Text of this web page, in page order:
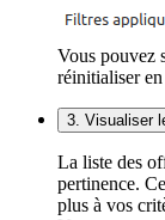
Vous pouvez
réinitialiser
3. Visualiser
La liste des
pertinence.
plus à vos